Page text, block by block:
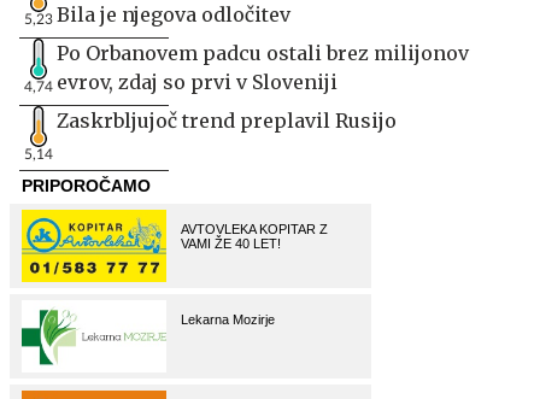
5,23 Bila je njegova odločitev
4,74
Po Orbanovem padcu ostali brez milijonov
evrov, zdaj so prvi v Sloveniji
5,14
Zaskrbljujoč trend preplavil Rusijo